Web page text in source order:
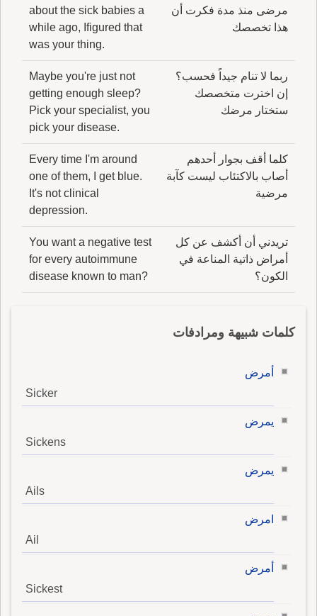
مرضى منذ مدة فكرت أن
هذا تخصصك
about the sick babies a
while ago, Ifigured that
was your thing.
ربما لا تنام جيداً فحسب؟
إن اخترت متخصصك
ستختار مرضك
Maybe you're just not
getting enough sleep?
Pick your specialist, you
pick your disease.
كلما أقف بجوار أحدهم
أصاب بالاكتئاب ليست كآبة
مرضية
Every time I'm around
one of them, I get blue.
It's not clinical
depression.
تريدني أن أكشف عن كل
أمراض ذاتية المناعة في
الكون؟
You want a negative test
for every autoimmune
disease known to man?
كلمات شبيهة ومرادفات
أمرض
Sicker
يمرض
Sickens
يمرض
Ails
امرض
Ail
أمرض
Sickest